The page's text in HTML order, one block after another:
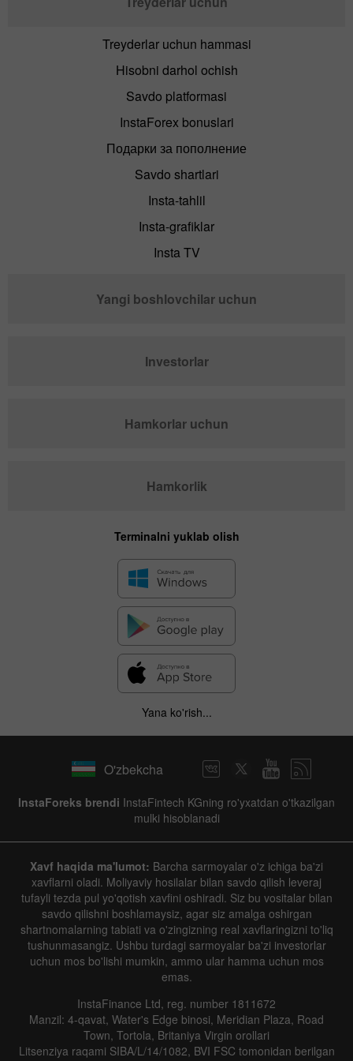
Treyderlar uchun hammasi
Hisobni darhol ochish
Savdo platformasi
InstaForex bonuslari
Подарки за пополнение
Savdo shartlari
Insta-tahlil
Insta-grafiklar
Insta TV
Yangi boshlovchilar uchun
Investorlar
Hamkorlar uchun
Hamkorlik
Terminalni yuklab olish
Yana ko'rish...
O'zbekcha
InstaForeks brendi InstaFintech KGning ro'yxatdan o'tkazilgan
mulki hisoblanadi
Xavf haqida ma'lumot: Barcha sarmoyalar o'z ichiga ba'zi
xavflarni oladi. Moliyaviy hosilalar bilan savdo qilish leveraj
tufayli tezda pul yo'qotish xavfini oshiradi. Siz bu vositalar bilan
savdo qilishni boshlamaysiz, agar siz amalga oshirgan
shartnomalarning tabiati va o'zingizning real xavflaringizni to'liq
tushunmasangiz. Ushbu turdagi sarmoyalar ba'zi investorlar
uchun mos bo'lishi mumkin, ammo ular hamma uchun mos
emas.
InstaFinance Ltd, reg. number 1811672
Manzil: 4-qavat, Water's Edge binosi, Meridian Plaza, Road
Town, Tortola, Britaniya Virgin orollari
Litsenziya raqami SIBA/L/14/1082, BVI FSC tomonidan berilgan